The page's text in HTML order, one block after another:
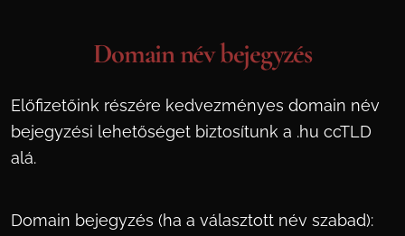
Domain név bejegyzés
Előfizetőink részére kedvezményes domain név
bejegyzési lehetőséget biztosítunk a .hu ccTLD
alá.
Domain bejegyzés (ha a választott név szabad):